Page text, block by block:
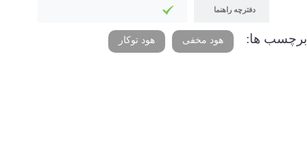
دفترچه راهنما
برچسب ها: هود مخفی هود توکار